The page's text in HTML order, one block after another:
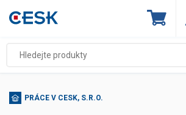
PRÁCE V CESK, S.R.O.